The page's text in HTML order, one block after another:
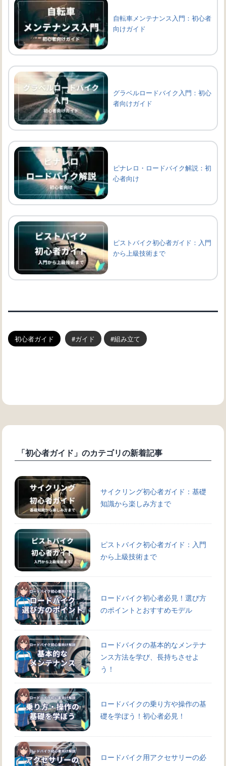
自転車メンテナンス入門：初心者
向けガイド
グラベルロードバイク入門：初心
者向けガイド
ピナレロ・ロードバイク解説：初
心者向け
ピストバイク初心者ガイド：入門
から上級技術まで
初心者ガイド ガイド 組み立て
「初心者ガイド」のカテゴリの新着記事
サイクリング初心者ガイド：基礎
知識から楽しみ方まで
ピストバイク初心者ガイド：入門
から上級技術まで
ロードバイク初心者必見！選び方
のポイントとおすすめモデル
ロードバイクの基本的なメンテナ
ンス方法を学び、長持ちさせよ
う！
ロードバイクの乗り方や操作の基
礎を学ぼう！初心者必見！
ロードバイク用アクセサリーの必